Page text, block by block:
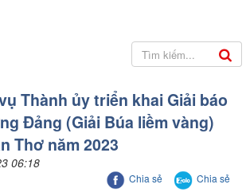
Thành ủy triển khai Giải báo
Đảng (Giải Búa liềm vàng)
Thơ năm 2023
06:18
Chia sẻ Chia sẻ